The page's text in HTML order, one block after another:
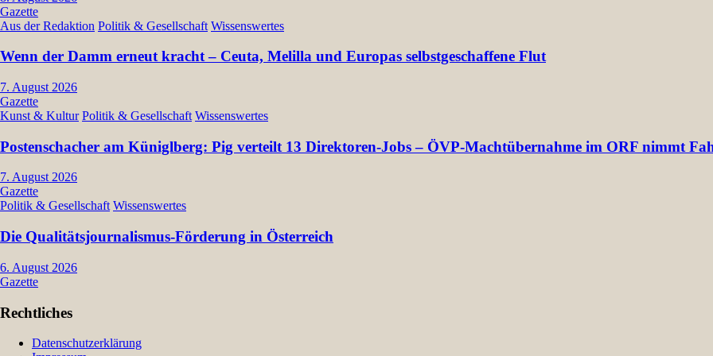
Gazette
Aus der Redaktion Politik & Gesellschaft Wissenswertes
Wenn der Damm erneut kracht – Ceuta, Melilla und Europas selbstgeschaffene Flut
7. August 2026
Gazette
Kunst & Kultur Politik & Gesellschaft Wissenswertes
Postenschacher am Küniglberg: Pig verteilt 13 Direktoren-Jobs – ÖVP-Machtübernahme im ORF nimmt
7. August 2026
Gazette
Politik & Gesellschaft Wissenswertes
Die Qualitätsjournalismus-Förderung in Österreich
6. August 2026
Gazette
Rechtliches
Datenschutzerklärung